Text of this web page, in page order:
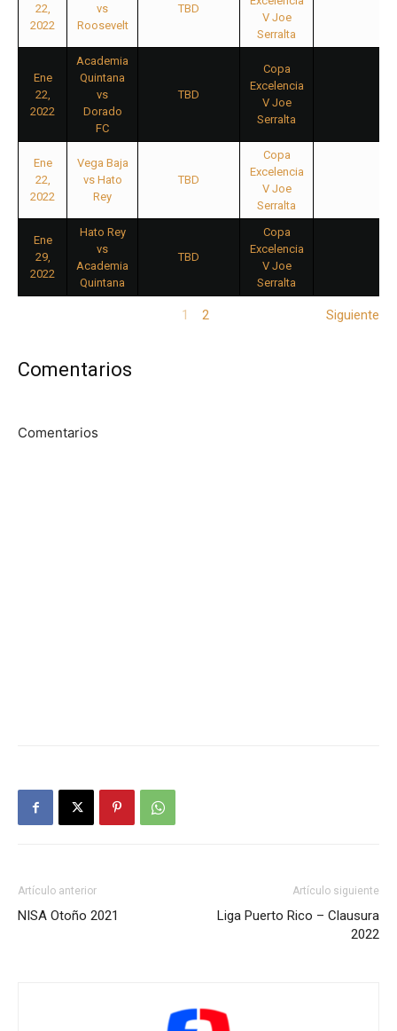
22,
2022
vs
Roosevelt
TBD
V Joe
Serralta
Ene
22,
2022
Academia
Quintana
vs
Dorado
FC
TBD
Copa
Excelencia
V Joe
Serralta
Ene
22,
2022
Vega Baja
vs Hato
Rey
TBD
Copa
Excelencia
V Joe
Serralta
Ene
29,
2022
Hato Rey
vs
Academia
Quintana
TBD
Copa
Excelencia
V Joe
Serralta
1 2 Siguiente
Comentarios
Comentarios
Artículo anterior
NISA Otoño 2021
Artículo siguiente
Liga Puerto Rico – Clausura
2022